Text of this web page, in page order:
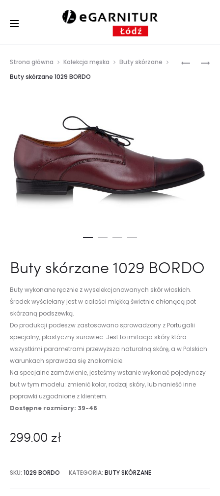
Strona główna Kolekcja męska
Buty skórzane
Buty skórzane 1029 BORDO
Buty skórzane 1029 BORDO
Buty wykonane ręcznie z wyselekcjonowanych skór włoskich.
Środek wyściełany jest w całości miękką świetnie chłonącą pot
skórzaną podszewką.
Do produkcji podeszw zastosowano sprowadzony z Portugalii
specjalny, plastyczny surowiec. Jest to imitacja skóry która
wszystkimi parametrami przewyższa naturalną skórę, a w Polskich
warunkach sprawdza się znakomicie.
Na specjalne zamówienie, jesteśmy wstanie wykonać pojedynczy
but w tym modelu: zmienić kolor, rodzaj skóry, lub nanieść inne
poprawki uzgodnione z klientem.
Dostępne rozmiary: 39-46
299.00 zł
SKU: 1029 BORDO KATEGORIA: BUTY SKÓRZANE